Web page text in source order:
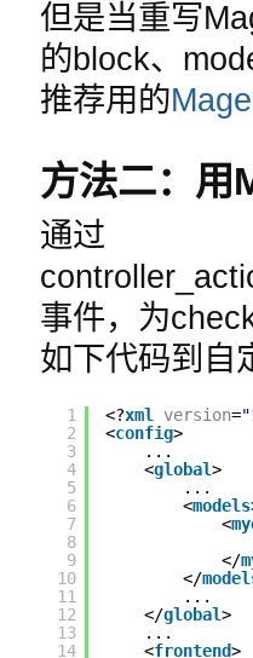
但是当重写
的block、
推荐用的
方法二：
通过
事件，为
如下代码到自
1
2
3
4
5
6
7
8
9
10
11
12
13
14
<?xml version=
<config>
...
<global>
...
<models
<
</
</
...
</global>
...
<frontend>